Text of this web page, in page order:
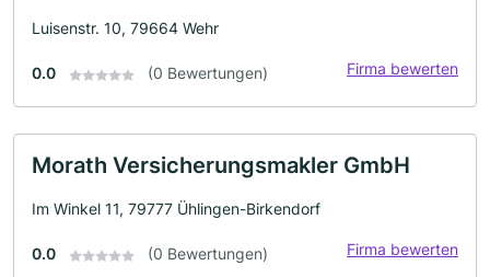
Luisenstr. 10, 79664 Wehr
0.0 (0 Bewertungen) Firma bewerten
Morath Versicherungsmakler GmbH
Im Winkel 11, 79777 Ühlingen-Birkendorf
0.0 (0 Bewertungen) Firma bewerten